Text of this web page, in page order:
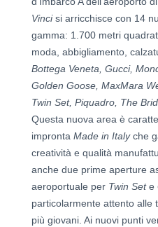
Vincisi arricchisce con 14
gamma: 1.700 metri
moda, abbigliamento,
Bottega Veneta, Gucci,
Golden Goose, MaxMara
Twin Set, Piquadro, The
Questa nuova area è
impronta Made in Italyche
creatività e qualità
anche due prime aperture
aeroportuale per Twin Sete
particolarmente attento alle
più giovani. Ai nuovi punti